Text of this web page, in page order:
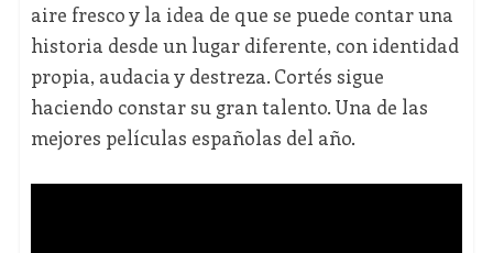
aire fresco y la idea de que se puede contar una
historia desde un lugar diferente, con identidad
propia, audacia y destreza. Cortés sigue
haciendo constar su gran talento. Una de las
mejores películas españolas del año.